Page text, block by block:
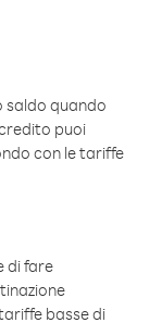
saldo quando
puoi
con le tariffe
di fare
basse di